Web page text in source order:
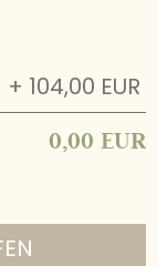
+ 104,00 EUR
0,00 EUR